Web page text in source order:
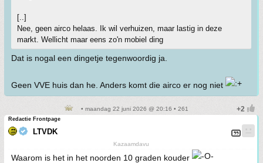
[..]
Nee, geen airco helaas. Ik wil verhuizen, maar lastig in deze
markt. Wellicht maar eens zo'n mobiel ding
Dat is nogal een dingetje tegenwoordig ja.
Geen VVE huis dan he. Anders komt die airco er nog niet
• maandag 22 juni 2026 @ 20:16 • 261
Redactie Frontpage
LTVDK
Kazaamdavu
Waarom is het in het noorden 10 graden kouder